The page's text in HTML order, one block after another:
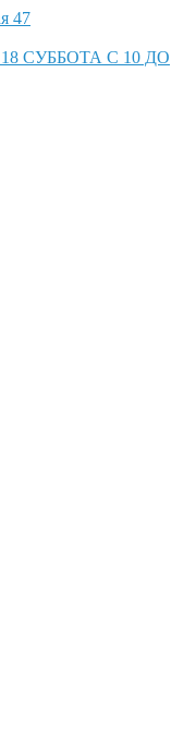
47
СУББОТА С 10 ДО